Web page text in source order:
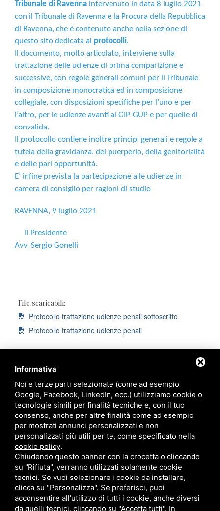
Tribunale di Ravenna intervenuto in data 8 luglio 2021
con il Tribunale di Ravenna e la Procura della Repubblica
di Ravenna, che è contenuto anche nella sezione di
questo sito dedicata ai protocolli.
Il documento, molto articolato, interviene sulla
trattazione delle udienze di prima comparizione e
successive, con regole generali comuni per il Tribunale
in composizione monocratica ed in composizione
collegiale, con disposizioni specifiche per l’uno e per
l’altro, per le udienze avanti al GIP-GUP e per quelle di
convalida.
Il protocollo contiene inoltre principi generali e regole a
tutela della gravidanza, del puerperio, della genitorialità
e delle pari opportunità.
E’ infine prevista la partecipazione alle udienze in
camera di consiglio per ragioni di studio
RAVENNA, 9 luglio 2021
Il Presidente
Avv. Sergio Gonelli
File scaricabili:
Protocollo trattazione udienze penali sottoscritto
Protocollo trattazione udienze penali
Ordine degli Avvocati di Ravenna
Palazzo di Giustizia
Viale Giovanni Falcone, 67
Ravenna - 48124
Contatti
segreteria@ordineavvocatiravenna.it
PECsegreteria@ordineavvocatiravenna.eu
331 2014693
Informativa
Noi e terze parti selezionate (come ad esempio
Google, Facebook, LinkedIn, ecc.) utilizziamo cookie o
tecnologie simili per finalità tecniche e, con il tuo
consenso, anche per altre finalità come ad esempio
per mostrati annunci personalizzati e non
personalizzati più utili per te, come specificato nella
cookie policy.
Chiudendo questo banner con la crocetta o cliccando
su "Rifiuta", verranno utilizzati solamente cookie
tecnici. Se vuoi selezionare i cookie da installare,
clicca su "Personalizza". Se preferisci, puoi
acconsentire all'utilizzo di tutti i cookie, anche diversi
da quelli tecnici, cliccando su "Accetta tutti". In